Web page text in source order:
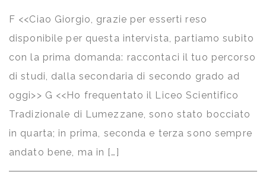
F <<Ciao Giorgio, grazie per esserti reso
disponibile per questa intervista, partiamo subito
con la prima domanda: raccontaci il tuo percorso
di studi, dalla secondaria di secondo grado ad
oggi>> G <<Ho frequentato il Liceo Scientifico
Tradizionale di Lumezzane, sono stato bocciato
in quarta; in prima, seconda e terza sono sempre
andato bene, ma in […]